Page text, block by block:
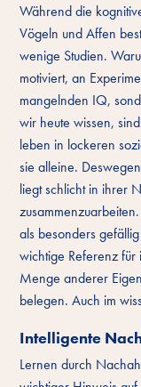
Während die
Vögeln und Affen
wenige Studien.
motiviert, an
mangelnden IQ,
wir heute wissen,
leben in lockeren
sie alleine.
liegt schlicht in ihrer
als besonders
wichtige Referenz
Menge anderer
belegen. Auch im
Intelligente
Lernen durch